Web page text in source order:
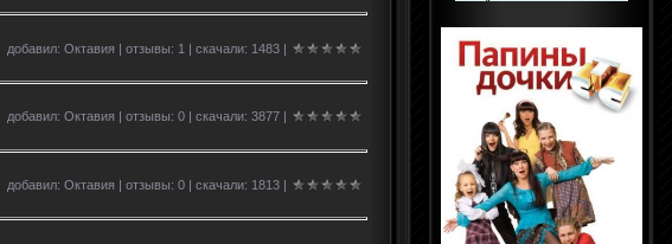
добавил: Октавия | отзывы: 1 | скачали: 1483 |
добавил: Октавия | отзывы: 0 | скачали: 3877 |
добавил: Октавия | отзывы: 0 | скачали: 1813 |